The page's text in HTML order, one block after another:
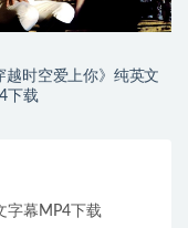
越时空爱上你》纯英文
下载
字幕MP4下载